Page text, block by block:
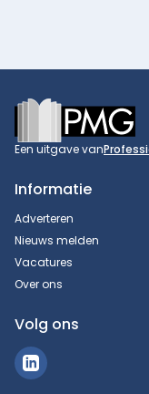
Footer
Een uitgave van
Informatie
Adverteren
Nieuws melden
Vacatures
Over ons
Volg ons